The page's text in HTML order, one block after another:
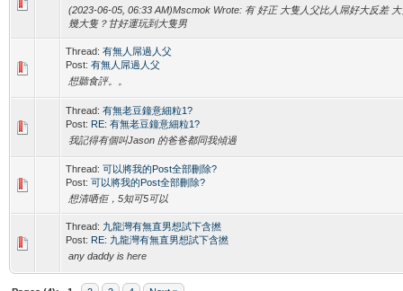
(2023-06-05, 06:33 AM)Mscmok Wrote: 有 好正 大隻人父比人屌好大反差
幾大隻？甘好運玩到大隻男
Thread: 有無人屌過人父
Post: 有無人屌過人父
想聽食評。。
Thread: 有無老豆鐘意細粒1?
Post: RE: 有無老豆鐘意細粒1?
我記得有個叫Jason 的爸爸都同我傾過
Thread: 可以將我的Post全部刪除?
Post: 可以將我的Post全部刪除?
想清哂佢，5知可5可以
Thread: 九龍灣有無直男想試下含撚
Post: RE: 九龍灣有無直男想試下含撚
any daddy is here